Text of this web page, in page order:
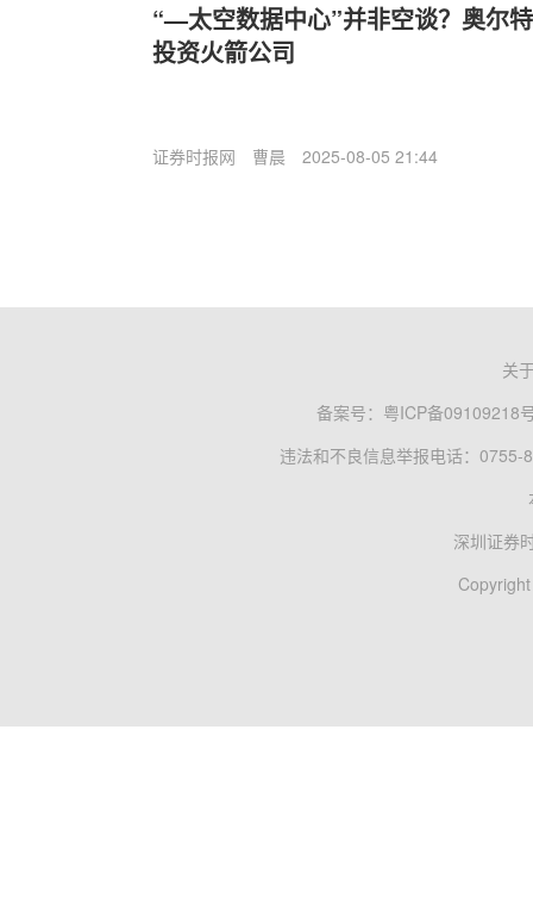
“—太空数据中心”并非空谈？奥尔
投资火箭公司
证券时报网 曹晨 2025-08-05 21:44
关
备案号： 粤ICP备09109218
违法和不良信息举报电话：0755-
深圳证券